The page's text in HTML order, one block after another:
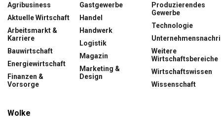
Agribusiness
Aktuelle Wirtschaft
Arbeitsmarkt &
Karriere
Bauwirtschaft
Energiewirtschaft
Finanzen &
Vorsorge
Gastgewerbe
Handel
Handwerk
Logistik
Magazin
Marketing &
Design
Produzierendes
Gewerbe
Technologie
Weitere
Wirtschaftsbereiche
Wirtschaftswissen
Wissenschaft
Wolke